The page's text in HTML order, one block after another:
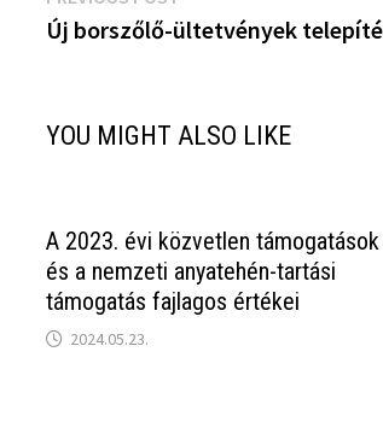
navigációpost:
Új borszőlő-ültetvények
YOU MIGHT ALSO LIKE
A 2023. évi közvetlen támogatások
és a nemzeti anyatehén-tartási
támogatás fajlagos értékei
2024.05.23.